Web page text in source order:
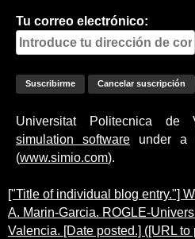
Tu correo electrónico:
Universitat Politecnica de
simulation software under a
(www.simio.com).
["Title of individual blog entry."]
A. Marin-Garcia. ROGLE-
Valencia. [Date posted.] ([URL